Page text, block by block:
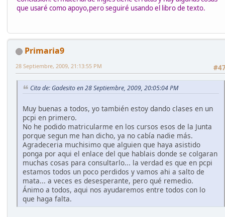
que usaré como apoyo,pero seguiré usando el libro de texto.
Primaria9
28 Septiembre, 2009, 21:13:55 PM
Cita de: Gadesito en 28 Septiembre, 2009, 20:05:04 PM
Muy buenas a todos, yo también estoy dando clases en un
pcpi en primero.
No he podido matricularme en los cursos esos de la Junta
porque segun me han dicho, ya no cabía nadie más.
Agradeceria muchisimo que alguien que haya asistido
ponga por aqui el enlace del que hablais donde se colgaran
muchas cosas para consultarlo... la verdad es que en pcpi
estamos todos un poco perdidos y vamos ahi a salto de
mata... a veces es desesperante, pero qué remedio.
Ánimo a todos, aqui nos ayudaremos entre todos con lo
que haga falta.